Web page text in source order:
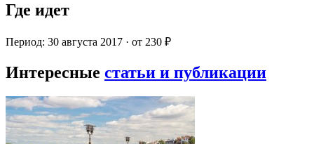
Где идет
Период: 30 августа 2017 · от 230 ₽
Интересные статьи и публикации